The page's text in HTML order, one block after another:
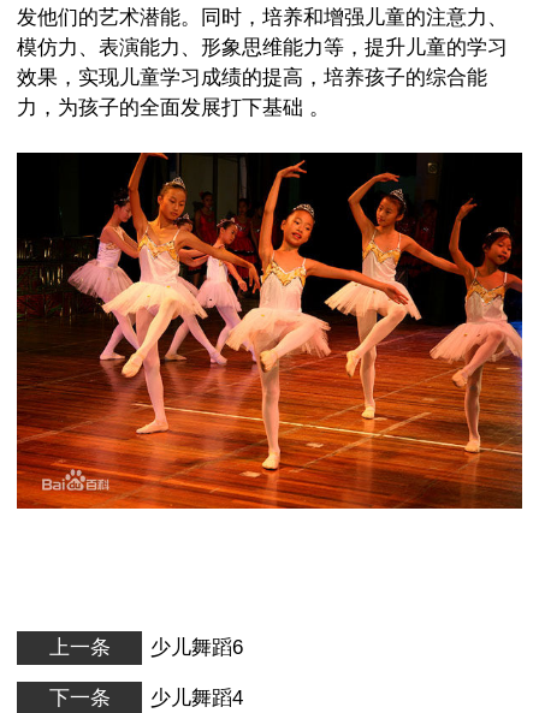
发他们的艺术潜能。同时，培养和增强儿童的注意力、
模仿力、表演能力、形象思维能力等，提升儿童的学习
效果，实现儿童学习成绩的提高，培养孩子的综合能
力，为孩子的全面发展打下基础 。
上一条 少儿舞蹈6
下一条 少儿舞蹈4